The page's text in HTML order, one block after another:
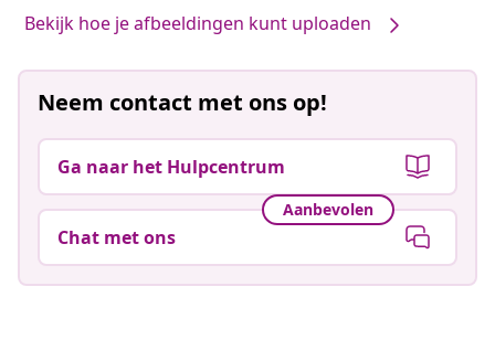
Bekijk hoe je afbeeldingen kunt uploaden
Neem contact met ons op!
Ga naar het Hulpcentrum
Aanbevolen
Chat met ons